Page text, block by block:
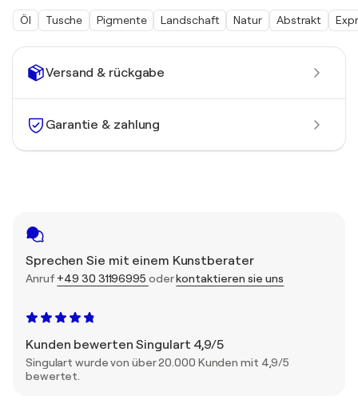
Versand & rückgabe
Garantie & zahlung
Sprechen Sie mit einem Kunstberater
Anruf +49 30 31196995 oderkontaktieren sie uns
Kunden bewerten Singulart 4,9/5
Singulart wurde von über 20.000 Kunden mit 4,9/5
bewertet.
Öl Tusche Pigmente Landschaft Natur Abstrakt